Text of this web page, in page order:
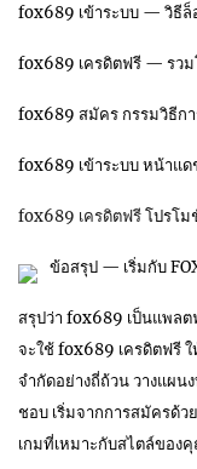
fox689 เข้าระบบ — วิธีล็
fox689 เครดิตฟรี — รว
fox689 สมัคร กรรมวิธีก
fox689 เข้าระบบ หน้าแด
fox689 เครดิตฟรีโปรโ
ข้อสรุป — เริ่มกับ
สรุปว่า fox689 เป็นแพล
จะใช้ fox689 เครดิตฟรี
จำกัดอย่างถี่ถ้วน วางแผน
ชอบ เริ่มจากการสมัครด้ว
เกมที่เหมาะกับสไตล์ของ